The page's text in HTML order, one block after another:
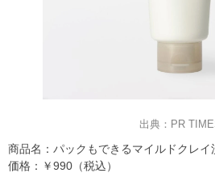
出典：PR
商品名：パックもできるマイルドクレイ
価格：￥990（税込）